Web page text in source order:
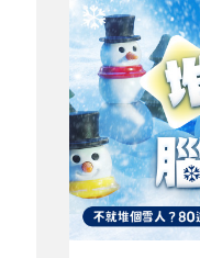
最新活動